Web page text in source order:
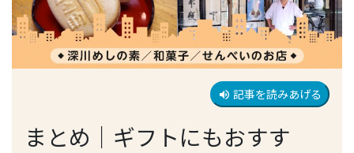
volume_up 記事を読みあげる
まとめ｜ギフトにもおすす